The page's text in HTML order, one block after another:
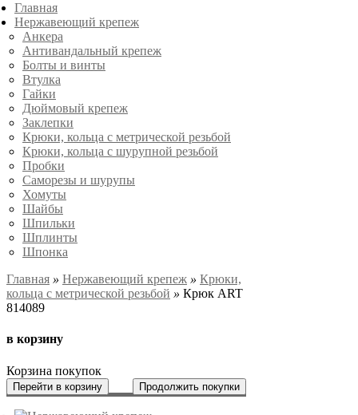
Главная
Нержавеющий крепеж
Анкера
Антивандальный крепеж
Болты и винты
Втулка
Гайки
Дюймовый крепеж
Заклепки
Крюки, кольца с метрической резьбой
Крюки, кольца с шурупной резьбой
Пробки
Саморезы и шурупы
Хомуты
Шайбы
Шпильки
Шплинты
Шпонка
Главная » Нержавеющий крепеж » Крюки,
кольца с метрической резьбой » Крюк ART
814089
в корзину
Корзина покупок
Перейти в корзину Продолжить покупки